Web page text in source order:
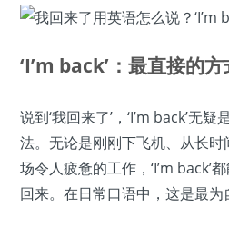
‘I’m back’：最直接的方
说到‘我回来了’，‘I’m back’无
法。无论是刚刚下飞机、从长
场令人疲惫的工作，‘I’m back’
回来。在日常口语中，这是最为